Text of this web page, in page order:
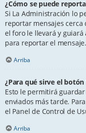
¿Cómo se puede
Si La Administración lo
reportar mensajes cerca
el foro le llevará y guiará
para reportar el mensaje.
Arriba
¿Para qué sirve el
Esto le permitirá
enviados más tarde.
el Panel de Control de
Arriba